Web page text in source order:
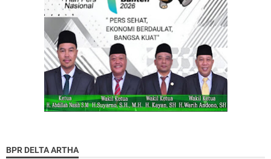
BPR DELTA ARTHA